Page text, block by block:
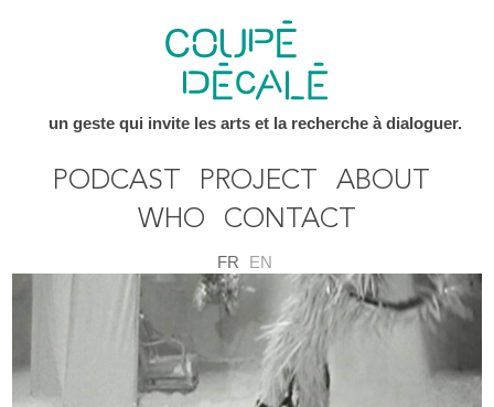
un geste qui invite les arts et la recherche à dialoguer.
PODCAST PROJECT
ABOUT
WHO
CONTACT
FR EN